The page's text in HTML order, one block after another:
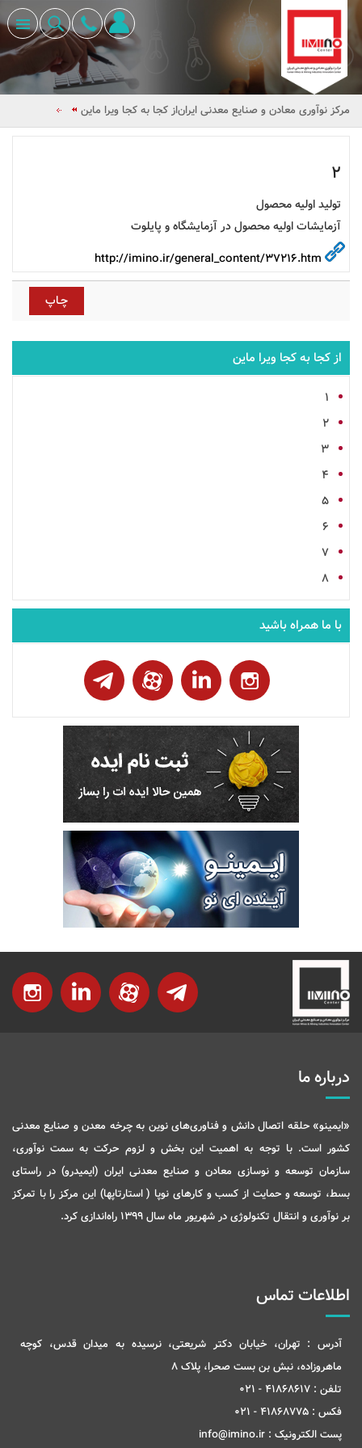
مرکز نوآوری معادن و صنایع معدنی ایراناز کجا به کجا ویرا ماین
2
تولید اولیه محصول
آزمایشات اولیه محصول در آزمایشگاه و پایلوت
از کجا به کجا ویرا ماین
1
2
3
4
5
6
7
8
با ما همراه باشید
درباره ما
«ایمینو» حلقه اتصال دانش و فناوری‌های نوین به چرخه معدن و صنایع معدنی
کشور است. با توجه به اهمیت این بخش و لزوم حرکت به سمت نوآوری،
سازمان توسعه و نوسازی معادن و صنایع معدنی ایران (ایمیدرو) در راستای
بسط، توسعه و حمایت از کسب و کارهای نوپا ( استارتاپها) این مرکز را با تمرکز
بر نوآوری و انتقال تکنولوژی در شهریور ماه سال 1399 راه‌اندازی کرد.
اطلاعات تماس
آدرس : تهران، خیابان دکتر شریعتی، نرسیده به میدان قدس، کوچه
ماهروزاده، نبش بن بست صحرا، پلاک 8
تلفن : 41868617 - 021
فکس : 41868775 - 021
پست الکترونیک : info@imino.ir